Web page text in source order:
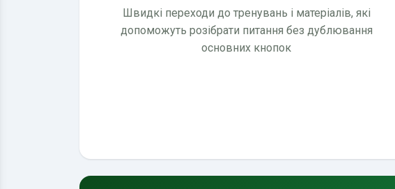
Швидкі переходи до тренувань і матеріалів, які
допоможуть розібрати питання без дублювання
основних кнопок